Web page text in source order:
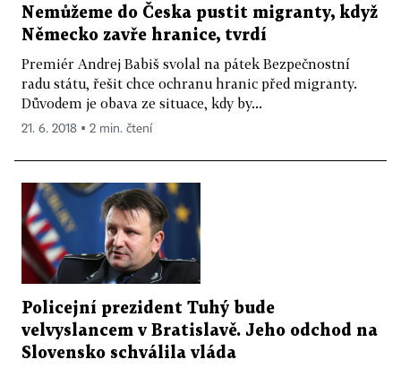
Nemůžeme do Česka pustit migranty, když
Německo zavře hranice, tvrdí
Premiér Andrej Babiš svolal na pátek Bezpečnostní
radu státu, řešit chce ochranu hranic před migranty.
Důvodem je obava ze situace, kdy by...
21. 6. 2018 ▪ 2 min. čtení
Policejní prezident Tuhý bude
velvyslancem v Bratislavě. Jeho odchod na
Slovensko schválila vláda